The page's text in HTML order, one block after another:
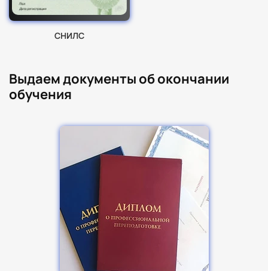
СНИЛС
Выдаем документы об окончании
обучения